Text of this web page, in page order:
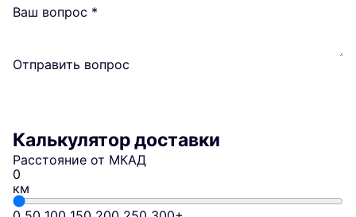
Ваш вопрос *
Отправить вопрос
Калькулятор доставки
Расстояние от МКАД
км